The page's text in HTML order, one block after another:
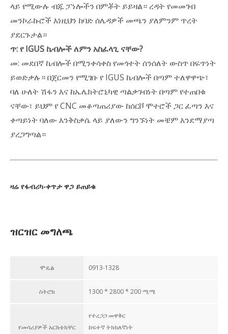
ላይ የሚውሉ ብጁ ፓነሎችን በምቾት ይይዛል። ረዳት የመመገብ
መንኮራኩሮች እነዚህን ከባድ ሰሌዳዎች መጫን ያለምንም ጥረት
ያደርጉታል።
ጥ: የ IGUS ኬብሎች ለምን አስፈላጊ ናቸው?
መ: መደበኛ ኬብሎች በሚንቀሳቀስ የመጎተት ሰንሰለት ውስጥ በፍጥነት
ይወድቃሉ። በጀርመን የሚገቡ የ IGUS ኬብሎች በጣም ተለዋዋጭ፣
ባለ ሁለት ሽፋን እና ከኤሌክትሮኒካዊ ጣልቃገብነት በጣም የተጠበቁ
ናቸው፣ ይህም የ CNC መቆጣጠሪያው ከሰርቮ ሞተሮች ጋር ፈጣን እና
ቀጣይነት ባለው እንቅስቃሴ ላይ ያለውን ግንኙነት መቼም እንደማያጣ
ያረጋግጣል።
ዛሬ የፋብሪካ-ቀጥታ ዋጋ ይጠይቁ
ዝርዝር መግለጫ
ሞዴል 0913-1328
ስትሮክ 1300 * 2800 * 200 ሚሜ
የመሳሪያዎች አርክቴክቸር
የተረጋጋ መዋቅር
ከፍተኛ ትክክለኛነት